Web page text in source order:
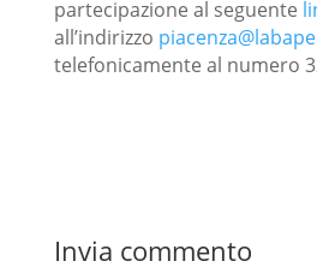
partecipazione al seguente
all’indirizzo
telefonicamente al numero
Invia commento